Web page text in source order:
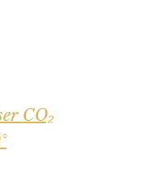
CO₂